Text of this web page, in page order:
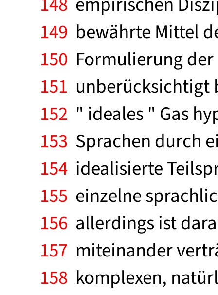
149 bewährte Mittel
150 Formulierung
151 unberücksichtigt
152 " ideales " Gas
153 Sprachen durch
154 idealisierte
155 einzelne
156 allerdings ist
157 miteinander
158 komplexen,